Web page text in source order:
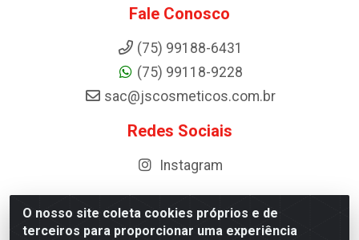
O nosso site coleta cookies próprios e de
terceiros para proporcionar uma experiência
Fale Conosco
(75) 99188-6431
(75) 99118-9228
sac@jscosmeticos.com.br
Redes Sociais
Instagram
Distribuidora de Cosméticos Antoneto LTDA - BA-052,